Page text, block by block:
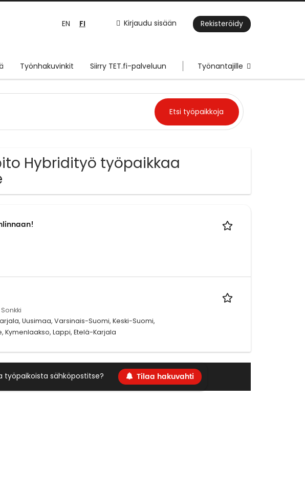
Kirjaudu sisään Rekisteröidy
EN FI
Työnhakuvinkit Siirry TET.fi-palveluun Työnantajille
Hybridityö työpaikkaa
Uusimaa, Varsinais-Suomi, Keski-Suomi,
Kymenlaakso, Lappi, Etelä-Karjala
työpaikoista sähköpostitse? Tilaa hakuvahti